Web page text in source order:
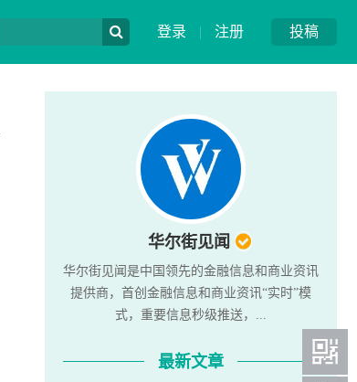
投稿
登录 | 注册
华尔街见闻
华尔街见闻是中国领先的金融信息和商业资讯
提供商，首创金融信息和商业资讯“实时”模
式，重要信息秒级推送，...
最新文章